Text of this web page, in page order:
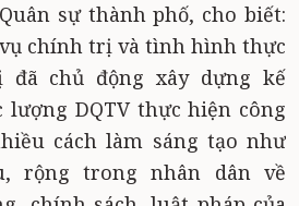
sự thành phố, cho biết:
chính trị và tình hình thực
chủ động xây dựng kế
lượng DQTV thực hiện công
cách làm sáng tạo như
rộng trong nhân dân về